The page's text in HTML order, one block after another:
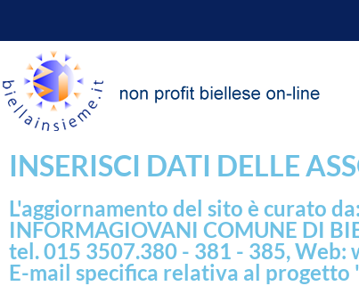
INSERISCI DATI DELLE
L'aggiornamento del sito è curato da:
INFORMAGIOVANI COMUNE DI
tel. 015 3507.380 - 381 - 385,
E-mail specifica relativa al